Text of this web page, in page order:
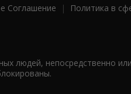
Соглашение |
Политика в
людей, непосредственно